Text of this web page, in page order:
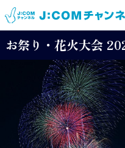
お祭り・花火大会